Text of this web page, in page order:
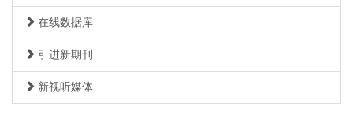
在线数据库
引进新期刊
新视听媒体